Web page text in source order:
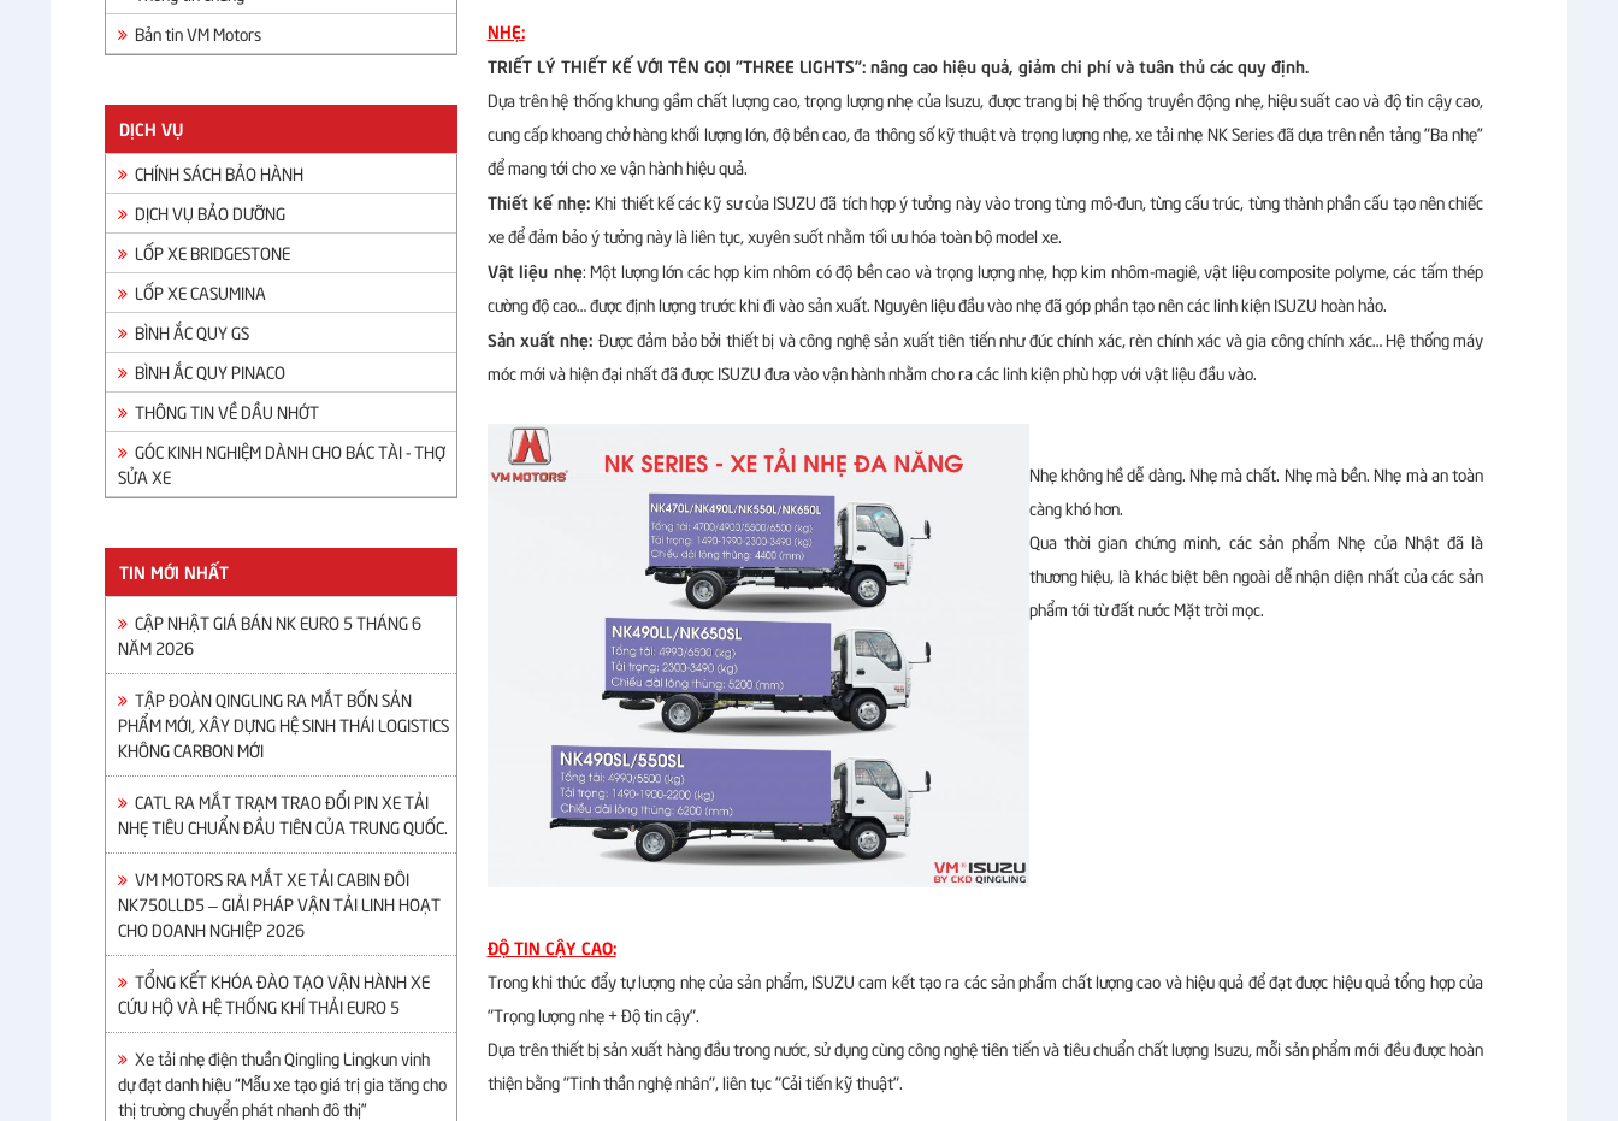
Bản tin VM Motors
DỊCH VỤ
CHÍNH SÁCH BẢO HÀNH
DỊCH VỤ BẢO DƯỠNG
LỐP XE BRIDGESTONE
LỐP XE CASUMINA
BÌNH ẮC QUY GS
BÌNH ẮC QUY PINACO
THÔNG TIN VỀ DẦU NHỚT
GÓC KINH NGHIỆM DÀNH CHO BÁC TÀI - THỢ
SỬA XE
TIN MỚI NHẤT
CẬP NHẬT GIÁ BÁN NK EURO 5 THÁNG 6
NĂM 2026
TẬP ĐOÀN QINGLING RA MẮT BỐN SẢN
PHẨM MỚI, XÂY DỰNG HỆ SINH THÁI LOGISTICS
KHÔNG CARBON MỚI
CATL RA MẮT TRẠM TRAO ĐỔI PIN XE TẢI
NHẸ TIÊU CHUẨN ĐẦU TIÊN CỦA TRUNG QUỐC.
VM MOTORS RA MẮT XE TẢI CABIN ĐÔI
NK750LLD5 – GIẢI PHÁP VẬN TẢI LINH HOẠT
CHO DOANH NGHIỆP 2026
TỔNG KẾT KHÓA ĐÀO TẠO VẬN HÀNH XE
CỨU HỘ VÀ HỆ THỐNG KHÍ THẢI EURO 5
Xe tải nhẹ điện thuần Qingling Lingkun vinh
dự đạt danh hiệu “Mẫu xe tạo giá trị gia tăng cho
thị trường chuyển phát nhanh đô thị”
NHẸ:
TRIẾT LÝ THIẾT KẾ VỚI TÊN GỌI "THREE LIGHTS”: nâng cao hiệu quả, giảm chi phí và tuân thủ các quy định.
Dựa trên hệ thống khung gầm chất lượng cao, trọng lượng nhẹ của Isuzu, được trang bị hệ thống truyền động nhẹ, hiệu suất cao và độ tin cậy cao,
cung cấp khoang chở hàng khối lượng lớn, độ bền cao, đa thông số kỹ thuật và trọng lượng nhẹ, xe tải nhẹ NK Series đã dựa trên nền tảng "Ba nhẹ”
để mang tới cho xe vận hành hiệu quả.
Thiết kế nhẹ:Khi thiết kế các kỹ sư của ISUZU đã tích hợp ý tưởng này vào trong từng mô-đun, từng cấu trúc, từng thành phần cấu tạo nên chiếc
xe để đảm bảo ý tưởng này là liên tục, xuyên suốt nhằm tối ưu hóa toàn bộ model xe.
Vật liệu nhẹ: Một lượng lớn các hợp kim nhôm có độ bền cao và trọng lượng nhẹ, hợp kim nhôm-magiê, vật liệu composite polyme, các tấm thép
cường độ cao… được định lượng trước khi đi vào sản xuất. Nguyên liệu đầu vào nhẹ đã góp phần tạo nên các linh kiện ISUZU hoàn hảo.
Sản xuất nhẹ: Được đảm bảo bởi thiết bị và công nghệ sản xuất tiên tiến như đúc chính xác, rèn chính xác và gia công chính xác… Hệ thống máy
móc mới và hiện đại nhất đã được ISUZU đưa vào vận hành nhằm cho ra các linh kiện phù hợp với vật liệu đầu vào.
Nhẹ không hề dễ dàng. Nhẹ mà chất. Nhẹ mà bền. Nhẹ mà an toàn
càng khó hơn.
Qua thời gian chứng minh, các sản phẩm Nhẹ của Nhật đã là
thương hiệu, là khác biệt bên ngoài dễ nhận diện nhất của các sản
phẩm tới từ đất nước Mặt trời mọc.
ĐỘ TIN CẬY CAO:
Trong khi thúc đẩy tự lượng nhẹ của sản phẩm, ISUZU cam kết tạo ra các sản phẩm chất lượng cao và hiệu quả để đạt được hiệu quả tổng hợp của
"Trọng lượng nhẹ + Độ tin cậy".
Dựa trên thiết bị sản xuất hàng đầu trong nước, sử dụng cùng công nghệ tiên tiến và tiêu chuẩn chất lượng Isuzu, mỗi sản phẩm mới đều được hoàn
thiện bằng "Tinh thần nghệ nhân", liên tục "Cải tiến kỹ thuật".